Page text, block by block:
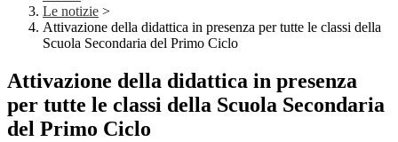
Le notizie >
Attivazione della didattica in presenza per tutte le classi della
Scuola Secondaria del Primo Ciclo
Attivazione della didattica in presenza
per tutte le classi della Scuola Secondaria
del Primo Ciclo